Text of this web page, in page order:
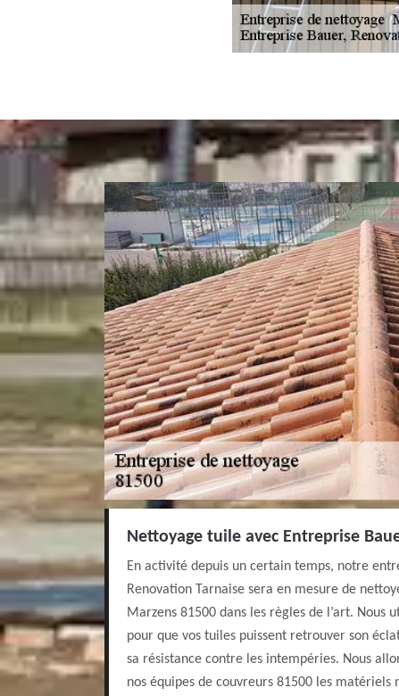
Nettoyage tuile avec Entreprise
En activité depuis un certain temps, notre
Renovation Tarnaise sera en mesure de
Marzens 81500 dans les règles de l’art. Nous
pour que vos tuiles puissent retrouver son
sa résistance contre les intempéries. Nous
nos équipes de couvreurs 81500 les matériels